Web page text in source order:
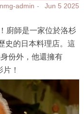
nmg-admin Jun 5 2025
廚師是一家位於洛杉
史的日本料理店。這
份外，他還擁有
！